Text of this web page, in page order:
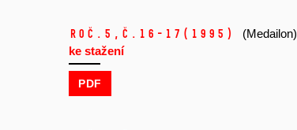
Roč.5, č.16-17 (1995)
(Medailon)
ke stažení
PDF